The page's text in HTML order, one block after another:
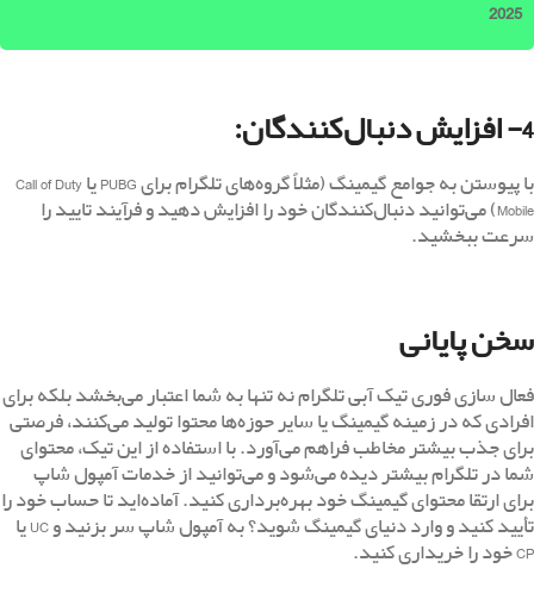
2025
4- افزایش دنبال‌کنندگان:
با پیوستن به جوامع گیمینگ (مثلاً گروه‌های تلگرام برای PUBG یا Call of Duty
Mobile) می‌توانید دنبال‌کنندگان خود را افزایش دهید و فرآیند تایید را
سرعت ببخشید.
سخن پایانی
فعال سازی فوری تیک آبی تلگرام نه تنها به شما اعتبار می‌بخشد بلکه برای
افرادی که در زمینه گیمینگ یا سایر حوزه‌ها محتوا تولید می‌کنند، فرصتی
برای جذب بیشتر مخاطب فراهم می‌آورد. با استفاده از این تیک، محتوای
شما در تلگرام بیشتر دیده می‌شود و می‌توانید از خدمات آمپول شاپ
برای ارتقا محتوای گیمینگ خود بهره‌برداری کنید. آماده‌اید تا حساب خود را
تأیید کنید و وارد دنیای گیمینگ شوید؟ به آمپول شاپ سر بزنید و UC یا
CP خود را خریداری کنید.